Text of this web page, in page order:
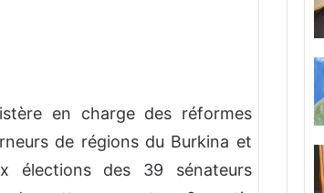
en charge des réformes
de régions du Burkina et
élections des 39 sénateurs